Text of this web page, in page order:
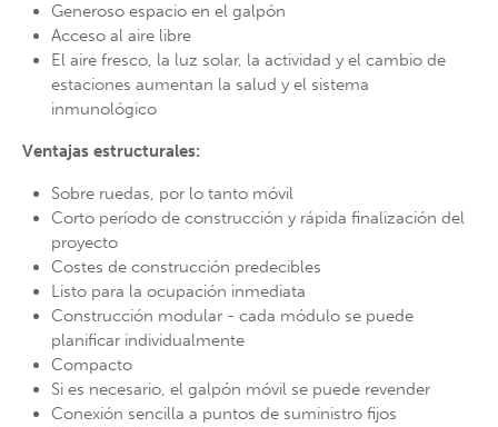
Lorem ipsum dolor sit amet, consectetuer adipiscing
elit.
Aenean commodo ligula eget dolor. Aenean massa. Cum
sociis natoque penatibus et magnis dis parturient montes,
Generoso espacio en el galpón
Acceso al aire libre
El aire fresco, la luz solar, la actividad y el cambio de
estaciones aumentan la salud y el sistema
inmunológico
Ventajas estructurales:
Sobre ruedas, por lo tanto móvil
Corto período de construcción y rápida finalización del
proyecto
Costes de construcción predecibles
Listo para la ocupación inmediata
Construcción modular - cada módulo se puede
planificar individualmente
Compacto
Si es necesario, el galpón móvil se puede revender
Conexión sencilla a puntos de suministro fijos